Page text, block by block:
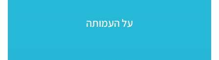
על העמותה